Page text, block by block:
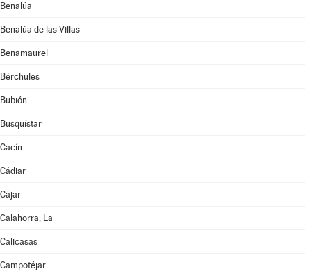
Benalúa
Benalúa de las Villas
Benamaurel
Bérchules
Bubión
Busquístar
Cacín
Cádiar
Cájar
Calahorra, La
Calicasas
Campotéjar